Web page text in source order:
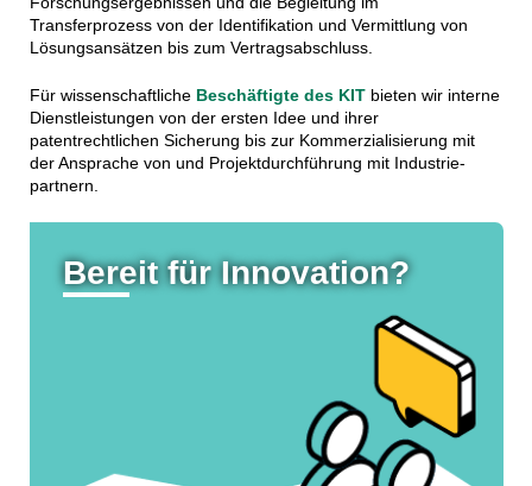
Transferprozess von der Identifikation und Vermittlung von
Lösungsansätzen bis zum Vertragsabschluss.
Für wissenschaftliche Beschäftigte des KITbieten wir interne
Dienstleistungen von der ersten Idee und ihrer
patentrechtlichen Sicherung bis zur Kommerzialisierung mit
der Ansprache von und Projektdurchführung mit Industrie­
partnern.
Bereit für Innovation?